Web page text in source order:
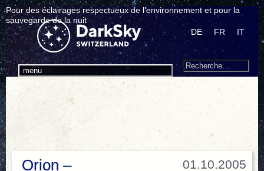
Pour des éclairages respectueux de l’environnement et pour la
sauvegarde de la nuit
menu
DE FR IT
Search
Recherche
01.10.2005
Orion –